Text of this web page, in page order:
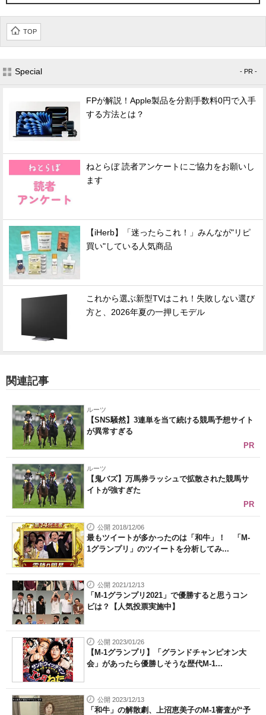
TOP
Special - PR -
FPが解説！Apple製品を分割手数料0円で入手
する方法とは？
ねとらぼ 読者アンケートにご協力をお願いし
ます
【iHerb】「迷ったらこれ！」みんなが"リピ
買い"している人気商品
これから選ぶ新型TVはこれ！失敗しない選び
方と、2026年夏の一押しモデル
関連記事
ルーツ
【SNS騒然】3連単を当て続ける競馬予想サイト
が異常すぎる
PR
ルーツ
【鬼バズ】万馬券ラッシュで拡散された競馬サ
イトが強すぎた
PR
公開 2018/12/06
最もツイートが多かったのは「和牛」！ 「M-
1グランプリ」のツイートを分析してみ...
公開 2021/12/13
「M-1グランプリ2021」で優勝すると思うコン
ビは？【人気投票実施中】
公開 2023/01/26
【M-1グランプリ】「グランドチャンピオン大
会」があったら優勝しそうな歴代M-1...
公開 2023/12/13
「和牛」の解散劇、上沼恵美子のM-1審査が“予